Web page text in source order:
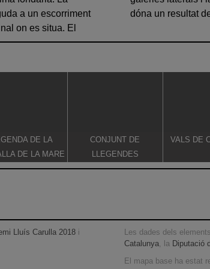
a un escorriment
on es situa. El
dóna un resultat
DE LA
DE LA MARE
DE CASTELLET
CONJUNT DE
LLEGENDES
VINCULADES AL CAMÍ
VALS DE
Lluís Carulla 2018 i
Les dades dels
Catalunya, la Diputació
El mapa base ha estat